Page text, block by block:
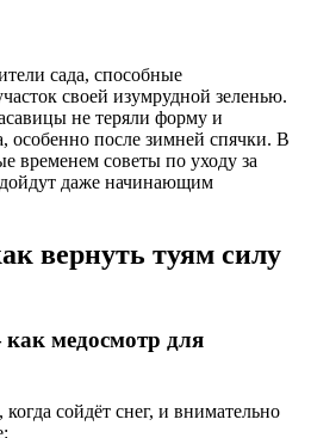
сада, способные
своей изумрудной зеленью.
не теряли форму и
особенно после зимней спячки. В
временем советы по уходу за
даже начинающим
вернуть туям силу
медосмотр для
сойдёт снег, и внимательно